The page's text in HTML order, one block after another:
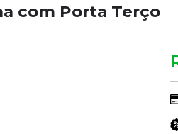
com Porta Terço